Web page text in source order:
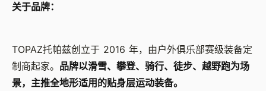
关于品牌：
TOPAZ托帕兹创立于 2016 年，由户外俱乐部赛级装备定
制商起家。 品牌以滑雪、攀登、骑行、徒步、越野跑为场
景，主推全地形适用的贴身层运动装备。